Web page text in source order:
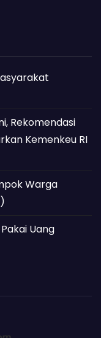
Rekomendasi
Kemenkeu RI
Warga
Uang